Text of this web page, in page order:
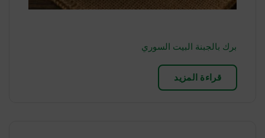
برك بالجبنة البيت السوري
قراءة المزيد